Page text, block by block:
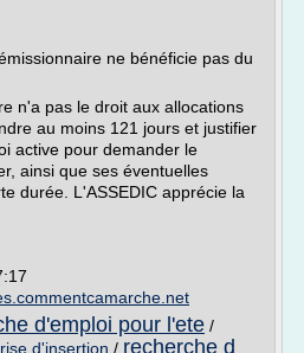
ne bénéficie pas du
n'a pas le droit aux allocations
au moins 121 jours et justifier
active pour demander le
ainsi que ses éventuelles
durée. L'ASSEDIC apprécie la
d'emploi pour l'ete /
d'insertion / recherche d